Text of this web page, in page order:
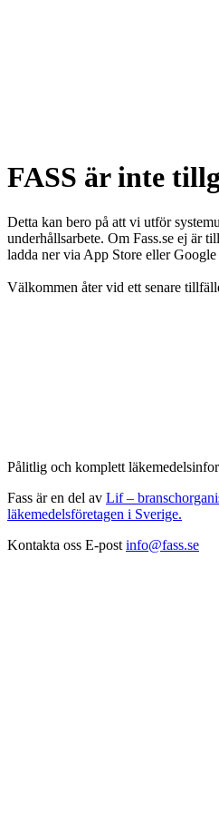
FASS är inte
Detta kan bero på att vi utför
underhållsarbete. Om Fass.se ej är
ladda ner via App Store eller Google
Välkommen åter vid ett senare
Pålitlig och komplett
Fass är en del av Lif –
läkemedelsföretagen i Sverige.
Kontakta oss E-post info@fass.se